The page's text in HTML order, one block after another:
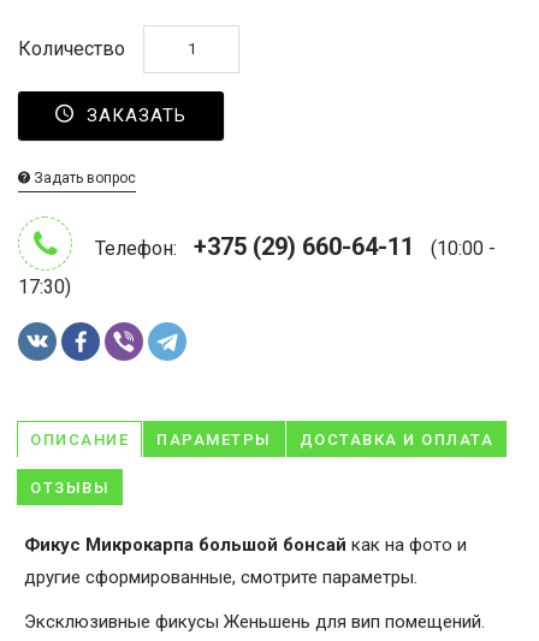
Количество
ЗАКАЗАТЬ
Задать вопрос
Телефон: +375 (29) 660-64-11
(10:00 -
17:30)
ОПИСАНИЕ ПАРАМЕТРЫ ДОСТАВКА И ОПЛАТА
ОТЗЫВЫ
Фикус Микрокарпа большой бонсай как на фото и
другие сформированные, смотрите параметры.
Эксклюзивные фикусы Женьшень для вип помещений.